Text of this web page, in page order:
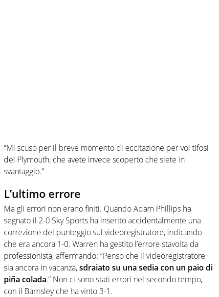
“Mi scuso per il breve momento di eccitazione per voi tifosi
del Plymouth, che avete invece scoperto che siete in
svantaggio.”
L’ultimo errore
Ma gli errori non erano finiti. Quando Adam Phillips ha
segnato il 2-0 Sky Sports ha inserito accidentalmente una
correzione del punteggio sul videoregistratore, indicando
che era ancora 1-0. Warren ha gestito l’errore stavolta da
professionista, affermando: “Penso che il videoregistratore
sia ancora in vacanza,sdraiato su una sedia con un paio di
piña colada.” Non ci sono stati errori nel secondo tempo,
con il Barnsley che ha vinto 3-1.